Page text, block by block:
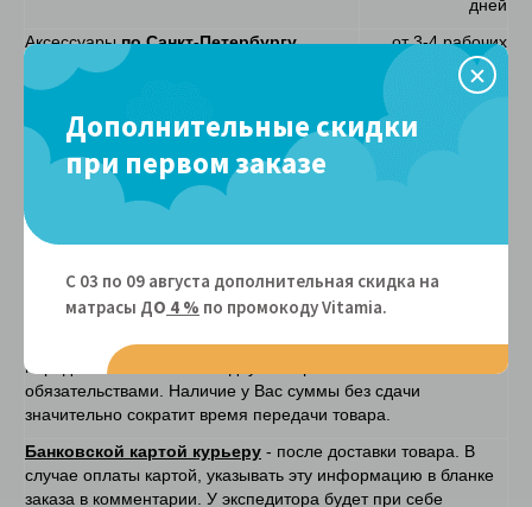
дней
Аксессуарыпо Санкт-Петербургу
от 3-4 рабочих
дней
уточняйте у
оператора
Подъем
Аксессуары при наличии грузового лифта
Аксессуары при отсутствии грузового
БЕСПЛАТНО
Способы оплаты
Наличными курьеру– после доставки товара. Экспедитор
передает Вам чек и накладную с гарантийными
обязательствами. Наличие у Вас суммы без сдачи
значительно сократит время передачи товара.
Банковской картой курьеру - после доставки товара. В
случае оплаты картой, указывать эту информацию в бланке
заказа в комментарии. У экспедитора будет при себе
Дополнительные скидки
при первом заказе
С 03 по 09 августа дополнительная скидка на
матрасы ДО 4 % по промокоду Vitamiа.